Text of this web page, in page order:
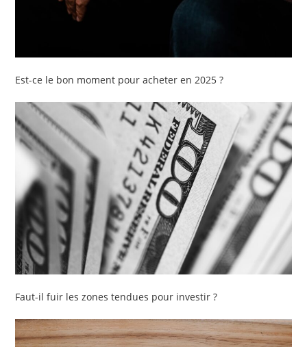
Est-ce le bon moment pour acheter en 2025 ?
Faut-il fuir les zones tendues pour investir ?